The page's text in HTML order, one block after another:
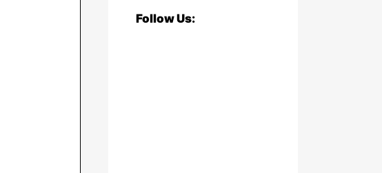
Follow Us: